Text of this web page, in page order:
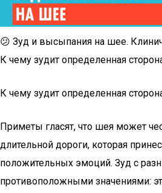
😕 Зуд и высыпания на шее.
К чему зудит определенная
К чему зудит определенная
Приметы гласят, что шея может
длительной дороги, которая
положительных эмоций. Зуд с
противоположными значениями: